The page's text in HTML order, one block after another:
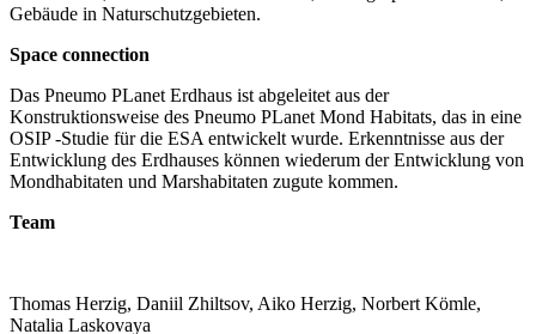
Gebäude in Naturschutzgebieten.
Space connection
Das Pneumo PLanet Erdhaus ist abgeleitet aus der
Konstruktionsweise des Pneumo PLanet Mond Habitats, das in eine
OSIP -Studie für die ESA entwickelt wurde. Erkenntnisse aus der
Entwicklung des Erdhauses können wiederum der Entwicklung von
Mondhabitaten und Marshabitaten zugute kommen.
Team
Thomas Herzig, Daniil Zhiltsov, Aiko Herzig, Norbert Kömle,
Natalia Laskovaya